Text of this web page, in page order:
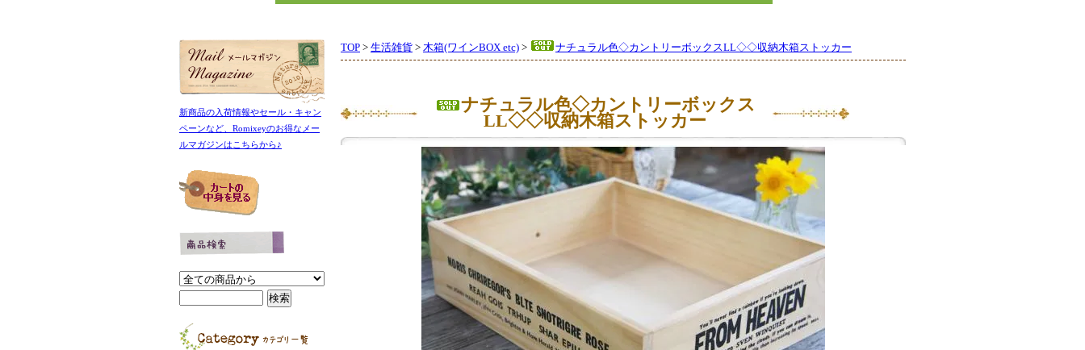
TOP > 生活雑貨 > 木箱(ワインBOX etc) > ナチュラル色◇カントリーボックスLL◇◇収納木箱ストッカー
ナチュラル色◇カントリーボックス
LL◇◇収納木箱ストッカー
新商品の入荷情報やセール・キャン
ペーンなど、Romixeyのお得なメー
ルマガジンはこちらから♪